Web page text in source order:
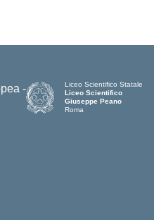
Liceo Scientifico Statale
Liceo Scientifico
Giuseppe Peano
Roma